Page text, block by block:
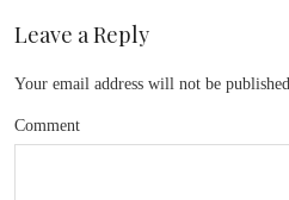
Leave a Reply
Your email address will not be published.
Comment